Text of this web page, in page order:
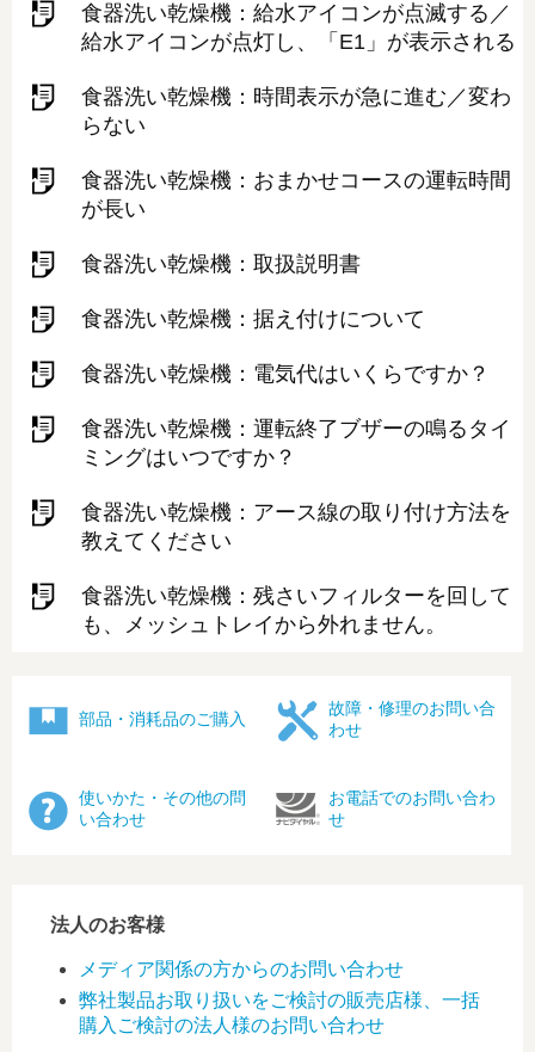
食器洗い乾燥機：給水アイコンが点滅する／
給水アイコンが点灯し、「E1」が表示される
食器洗い乾燥機：時間表示が急に進む／変わ
らない
食器洗い乾燥機：おまかせコースの運転時間
が長い
食器洗い乾燥機：取扱説明書
食器洗い乾燥機：据え付けについて
食器洗い乾燥機：電気代はいくらですか？
食器洗い乾燥機：運転終了ブザーの鳴るタイ
ミングはいつですか？
食器洗い乾燥機：アース線の取り付け方法を
教えてください
食器洗い乾燥機：残さいフィルターを回して
も、メッシュトレイから外れません。
部品・消耗品のご購入
故障・修理のお問い合
わせ
使いかた・その他の問
い合わせ
お電話でのお問い合わ
せ
法人のお客様
メディア関係の方からのお問い合わせ
弊社製品お取り扱いをご検討の販売店様、一括
購入ご検討の法人様のお問い合わせ